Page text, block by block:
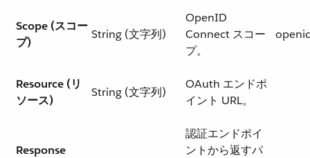
Scope (スコー
プ)
String (文字列)
OpenID
Connect スコー
プ。
Resource (リ
ソース)
String (文字列)
OAuth エンドポ
イント URL。
Response
認証エンドポイ
ントから返すパ